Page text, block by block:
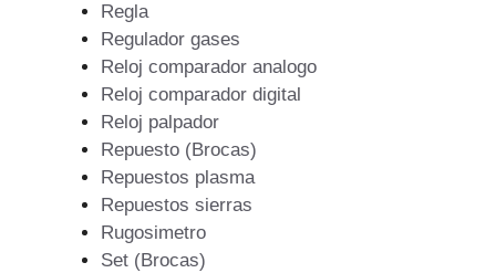
Regla
Regulador gases
Reloj comparador analogo
Reloj comparador digital
Reloj palpador
Repuesto (Brocas)
Repuestos plasma
Repuestos sierras
Rugosimetro
Set (Brocas)